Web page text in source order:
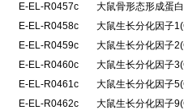
E-EL-R0457c
大鼠骨形态形成蛋
E-EL-R0458c
大鼠生长分化因子
E-EL-R0459c
大鼠生长分化因子
E-EL-R0460c
大鼠生长分化因子
E-EL-R0461c
大鼠生长分化因子
E-EL-R0462c
大鼠生长分化因子